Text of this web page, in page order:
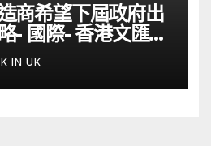
商希望下屆政府出
- 國際- 香港文匯網
IN UK